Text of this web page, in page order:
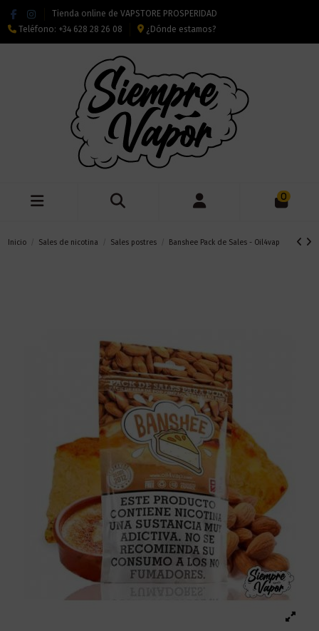
Tienda online de VAPSTORE PROSPERIDAD
Teléfono: +34 628 28 26 08 ¿Dónde estamos?
0
Inicio Sales de nicotina Sales postres Banshee Pack de Sales - Oil4vap